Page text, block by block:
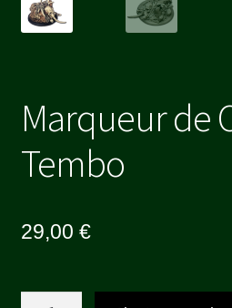
Marqueur de
Tembo
29,00 €